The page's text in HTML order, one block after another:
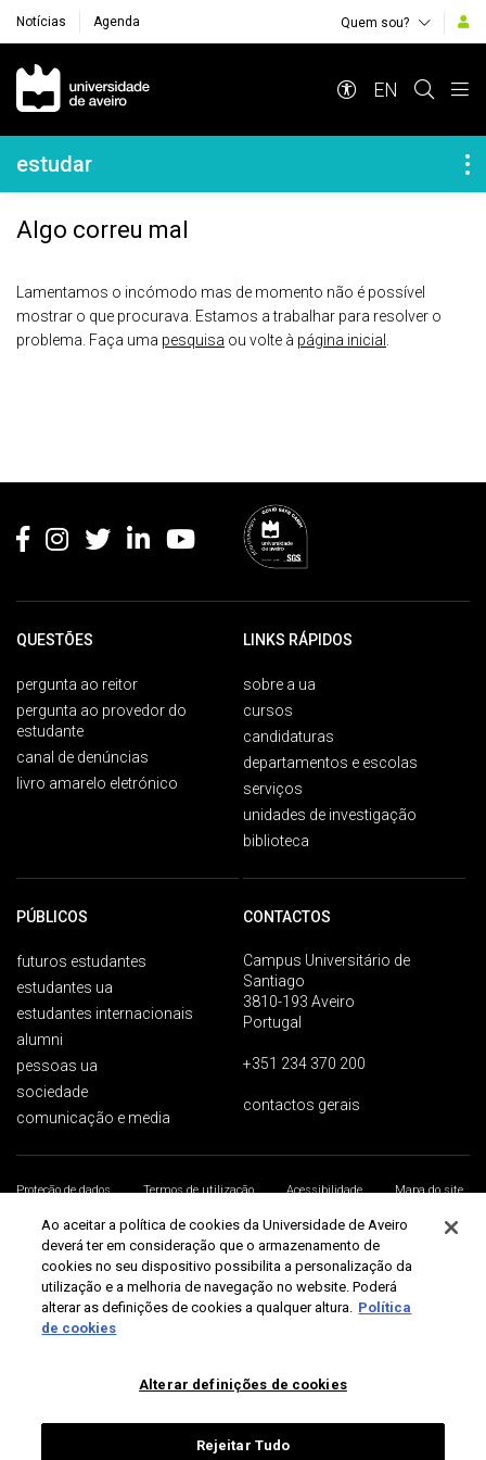
Notícias Agenda Quem sou?
Navegação Principal
EN
Navegação Lateral
estudar
Algo correu mal
Lamentamos o incómodo mas de momento não é possível
mostrar o que procurava. Estamos a trabalhar para resolver o
problema. Faça uma pesquisa ou volte à página inicial
QUESTÕES
pergunta ao reitor
pergunta ao provedor do
estudante
canal de denúncias
livro amarelo eletrónico
LINKS RÁPIDOS
sobre a ua
cursos
candidaturas
departamentos e escolas
serviços
unidades de investigação
biblioteca
PÚBLICOS
futuros estudantes
estudantes ua
estudantes internacionais
alumni
pessoas ua
sociedade
comunicação e media
CONTACTOS
Campus Universitário de
Santiago
3810-193 Aveiro
Portugal
+351 234 370 200
contactos gerais
Proteção de dados Termos de utilização Acessibilidade
Mapa do site
Universidade de Aveiro 2026
Ao aceitar a política de cookies da Universidade de Aveiro
deverá ter em consideração que o armazenamento de
cookies no seu dispositivo possibilita a personalização da
utilização e a melhoria de navegação no website. Poderá
alterar as definições de cookies a qualquer altura. Política
de cookies
Alterar definições de cookies
Rejeitar Tudo